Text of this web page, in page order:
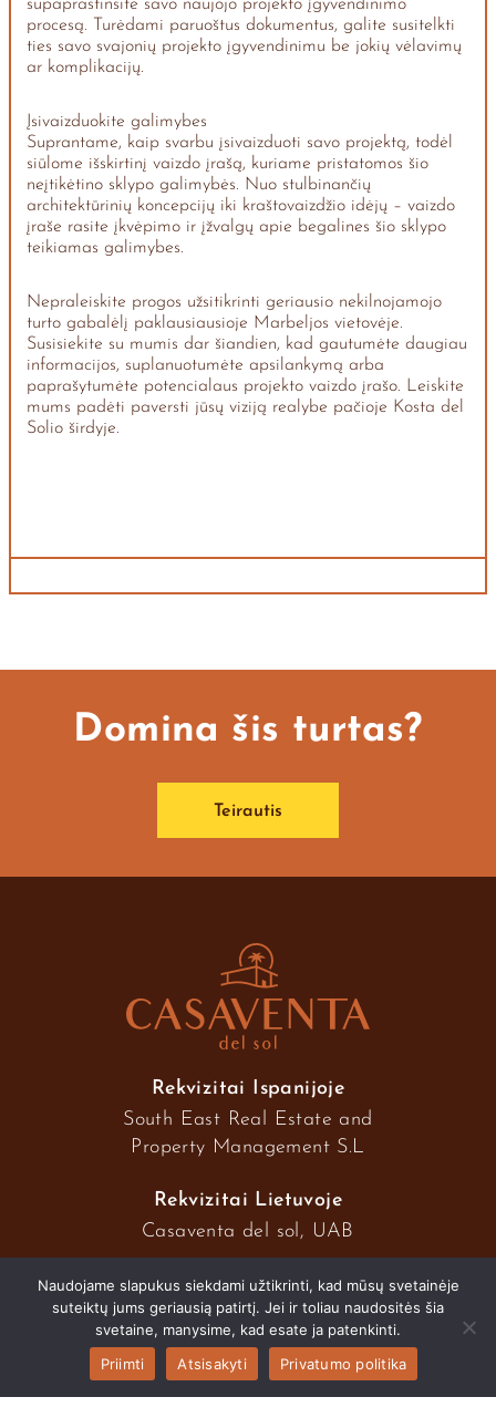
supaprastinsite savo naujojo projekto įgyvendinimo
procesą. Turėdami paruoštus dokumentus, galite susitelkti
ties savo svajonių projekto įgyvendinimu be jokių vėlavimų
ar komplikacijų.
Įsivaizduokite galimybes
Suprantame, kaip svarbu įsivaizduoti savo projektą, todėl
siūlome išskirtinį vaizdo įrašą, kuriame pristatomos šio
neįtikėtino sklypo galimybės. Nuo stulbinančių
architektūrinių koncepcijų iki kraštovaizdžio idėjų – vaizdo
įraše rasite įkvėpimo ir įžvalgų apie begalines šio sklypo
teikiamas galimybes.
Nepraleiskite progos užsitikrinti geriausio nekilnojamojo
turto gabalėlį paklausiausioje Marbeljos vietovėje.
Susisiekite su mumis dar šiandien, kad gautumėte daugiau
informacijos, suplanuotumėte apsilankymą arba
paprašytumėte potencialaus projekto vaizdo įrašo. Leiskite
mums padėti paversti jūsų viziją realybe pačioje Kosta del
Solio širdyje.
Domina šis turtas?
Teirautis
Rekvizitai Ispanijoje
South East Real Estate and
Property Management S.L
Rekvizitai Lietuvoje
Casaventa del sol, UAB
2026 © Casaventa del sol
Naudojame slapukus siekdami užtikrinti, kad mūsų svetainėje
suteiktų jums geriausią patirtį. Jei ir toliau naudositės šia
svetaine, manysime, kad esate ja patenkinti.
Priimti
Atsisakyti Privatumo politika